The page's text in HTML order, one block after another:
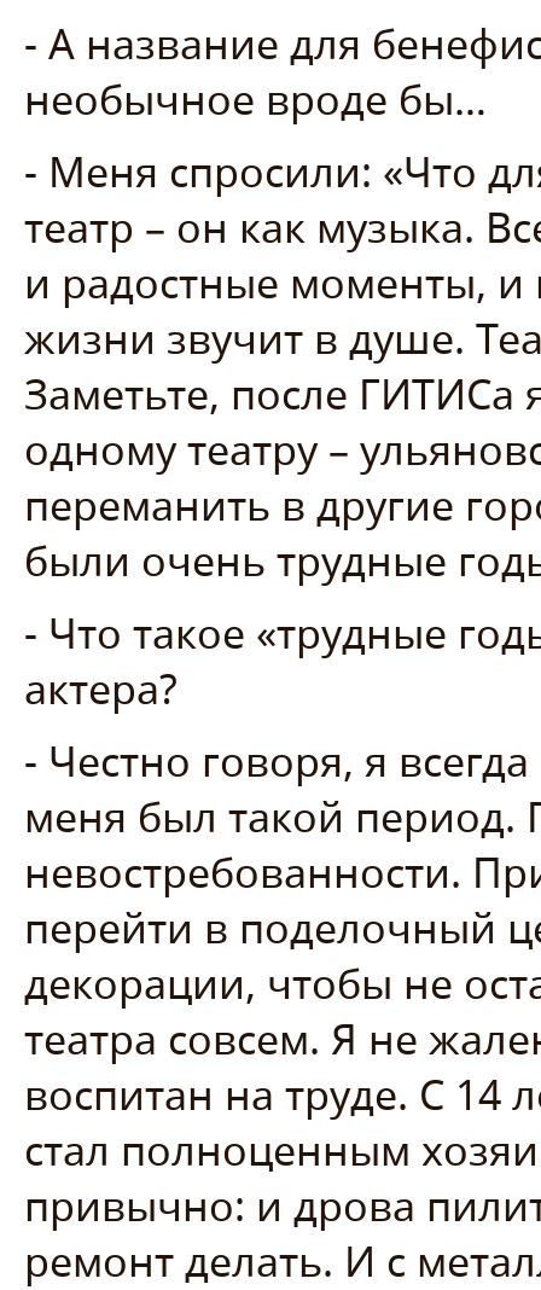
- А название для
необычное вроде бы…
- Меня спросили: «Что
театр – он как музыка.
и радостные моменты, и
жизни звучит в душе.
Заметьте, после ГИТИСа
одному театру –
переманить в другие
были очень трудные
- Что такое «трудные
актера?
- Честно говоря, я
меня был такой период.
невостребованности.
перейти в поделочный
декорации, чтобы не
театра совсем. Я не
воспитан на труде. С 14
стал полноценным
привычно: и дрова
ремонт делать. И с